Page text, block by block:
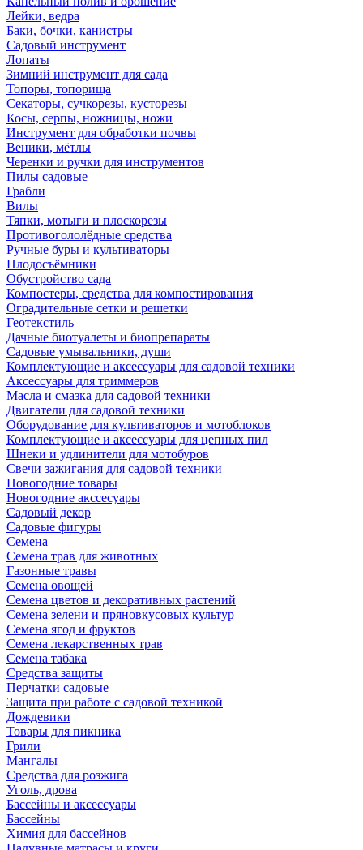
Лейки, ведра
Баки, бочки, канистры
Садовый инструмент
Лопаты
Зимний инструмент для сада
Топоры, топорища
Секаторы, сучкорезы, кусторезы
Косы, серпы, ножницы, ножи
Инструмент для обработки почвы
Веники, мётлы
Черенки и ручки для инструментов
Пилы садовые
Грабли
Вилы
Тяпки, мотыги и плоскорезы
Противогололёдные средства
Ручные буры и культиваторы
Плодосъёмники
Обустройство сада
Компостеры, средства для компостирования
Оградительные сетки и решетки
Геотекстиль
Дачные биотуалеты и биопрепараты
Садовые умывальники, души
Комплектующие и аксессуары для садовой техники
Аксессуары для триммеров
Масла и смазка для садовой техники
Двигатели для садовой техники
Оборудование для культиваторов и мотоблоков
Комплектующие и аксессуары для цепных пил
Шнеки и удлинители для мотобуров
Свечи зажигания для садовой техники
Новогодние товары
Новогодние акссесуары
Садовый декор
Садовые фигуры
Семена
Семена трав для животных
Газонные травы
Семена овощей
Семена цветов и декоративных растений
Семена зелени и пряновкусовых культур
Семена ягод и фруктов
Семена лекарственных трав
Семена табака
Средства защиты
Перчатки садовые
Защита при работе с садовой техникой
Дождевики
Товары для пикника
Грили
Мангалы
Средства для розжига
Уголь, дрова
Бассейны и аксессуары
Бассейны
Химия для бассейнов